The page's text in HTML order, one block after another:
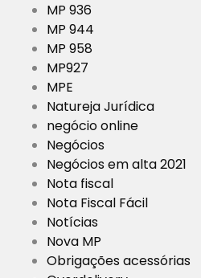
MP 936
MP 944
MP 958
MP927
MPE
Natureja Jurídica
negócio online
Negócios
Negócios em alta 2021
Nota fiscal
Nota Fiscal Fácil
Notícias
Nova MP
Obrigações acessórias